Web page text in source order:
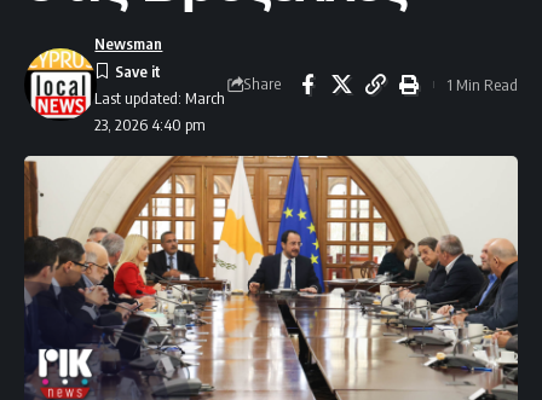
Last updated: March
23, 2026 4:40 pm
Newsman
Share 1 Min Read